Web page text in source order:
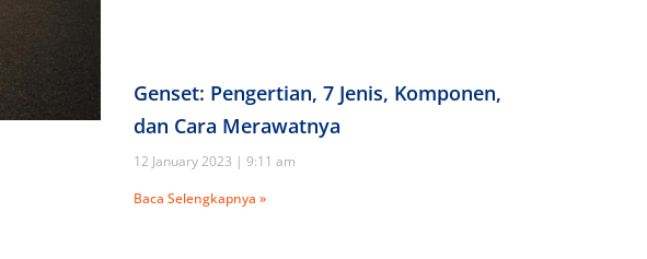
Genset: Pengertian, 7 Jenis, Komponen,
dan Cara Merawatnya
12 January 2023
9:11 am
Baca Selengkapnya »